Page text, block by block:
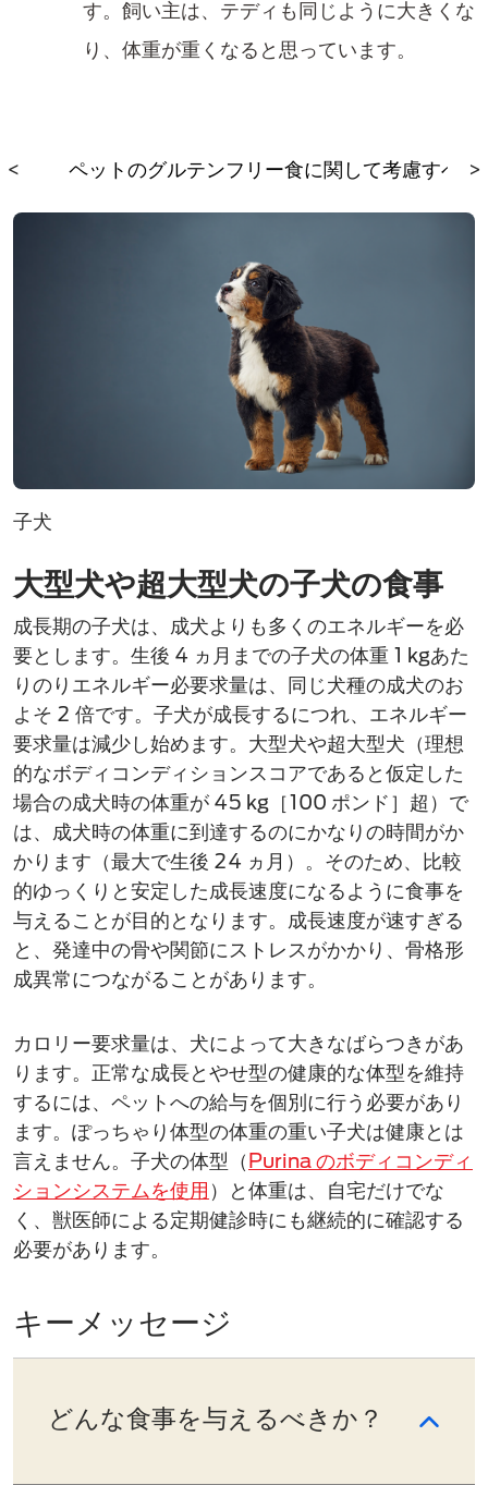
す。飼い主は、テディも同じように大きくな
り、体重が重くなると思っています。
< >
ペットのグルテンフリー食に関して考慮すべき
子犬​
大型犬や超大型犬の子犬の食事​​
成長期の子犬​は、成犬よりも多くのエネルギーを必
要とします。生後 4 ヵ月までの子犬​の体重 1 kgあた
りのりエネルギー必要求量は、同じ犬種の成犬のお
よそ 2 倍です。子犬​が成長するにつれ、エネルギー
要求量​​は減少し始めます。大型犬や超大型犬（理想
的なボディコンディションスコアであると仮定した
場合の成犬時の体重が 45 kg［100 ポンド］超）で
は、成犬時の体重に到達するのにかなりの​時間がか
かります（最大で生後 24 ヵ月）。そのため、比較
的ゆっくりと安定した成長速度になるように食事を
与えることが目的となります。成長速度が速すぎる
と、発達中の骨や関節にストレスがかかり、骨格形
成異常につながることがあります。
カロリー要求量​は、犬によって大きなばらつきがあ
ります。正常な成長とやせ型の健康的な体型を維持
するには、ペットへの給与​を個別に行う必要があり
ます。ぽっちゃり体型の体重の重い子犬は健康とは
言えません。子犬​の体型（Purina のボディコンディ
ションシステムを使用 ）と体重は、自宅だけでな
く、獣医師​による定期健診​時にも継続的に確認する​
必要があります。
キーメッセージ
どんな食事を​与えるべきか？